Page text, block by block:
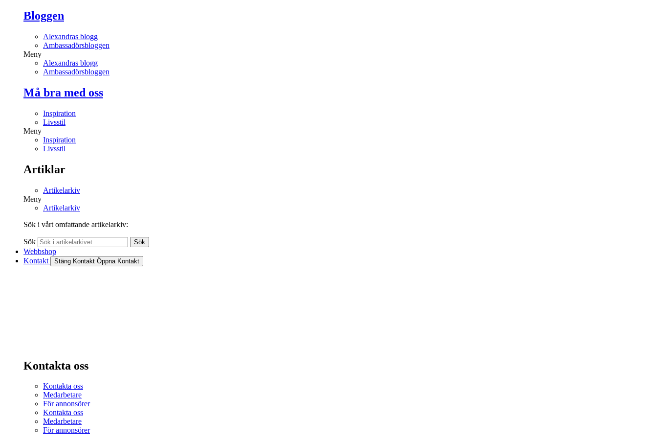
Bloggen
Alexandras blogg
Ambassadörsbloggen
Meny
Alexandras blogg
Ambassadörsbloggen
Må bra med oss
Inspiration
Livsstil
Meny
Inspiration
Livsstil
Artiklar
Artikelarkiv
Meny
Artikelarkiv
Sök i vårt omfattande artikelarkiv:
Sök Sök
Webbshop
Kontakt
Stäng Kontakt Öppna Kontakt
Kontakta oss
Kontakta oss
Medarbetare
För annonsörer
Kontakta oss
Medarbetare
För annonsörer